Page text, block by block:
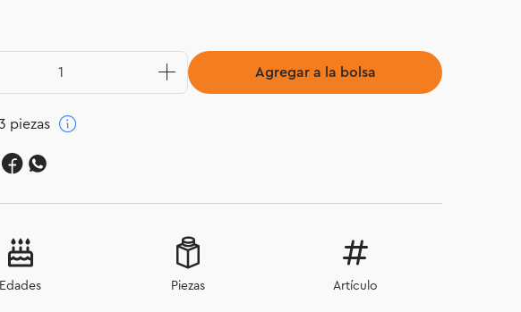
Agregar a la bolsa
piezas
Edades Piezas Artículo